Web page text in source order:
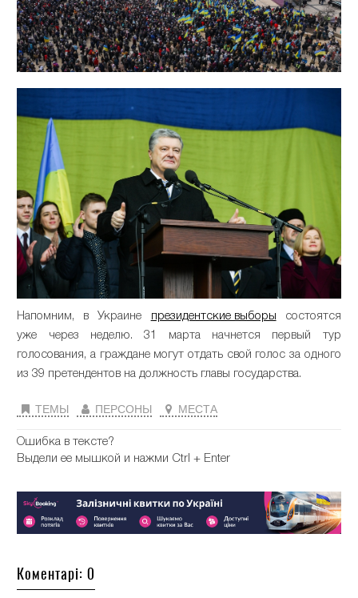
Напомним, в Украине президентские выборы состоятся
уже через неделю. 31 марта начнется первый тур
голосования, а граждане могут отдать свой голос за одного
из 39 претендентов на должность главы государства.
ТЕМЫ ПЕРСОНЫ МЕСТА
Ошибка в тексте?
Выдели ее мышкой и нажми Ctrl + Enter
Коментарі: 0